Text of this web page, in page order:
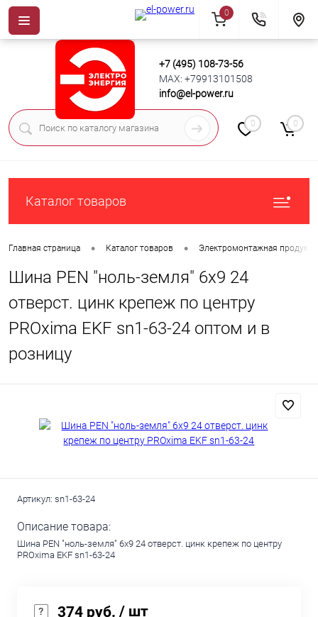
+7 (495) 108-73-56
MAX: +79913101508
info@el-power.ru
0 0
Каталог товаров
Главная страница • Каталог товаров • Электромонтажная
Шина PEN "ноль-земля" 6х9 24
отверст. цинк крепеж по центру
PROxima EKF sn1-63-24 оптом и в
розницу
Артикул: sn1-63-24
Описание товара:
Шина PEN "ноль-земля" 6х9 24 отверст. цинк крепеж по центру
PROxima EKF sn1-63-24
374 руб. / шт
0